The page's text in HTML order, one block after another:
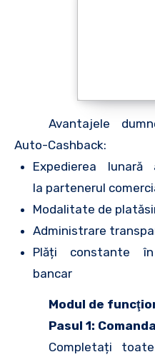
Avantajele
Auto-Cashback:
Expedierea
la partenerul
Modalitate de
Administrare
Plăți constante
bancar
Modul de
Pasul 1:
Completați